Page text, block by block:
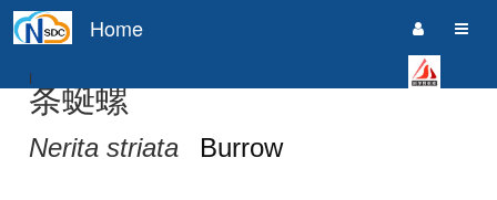
Home
i
条蜒螺
Nerita striata Burrow